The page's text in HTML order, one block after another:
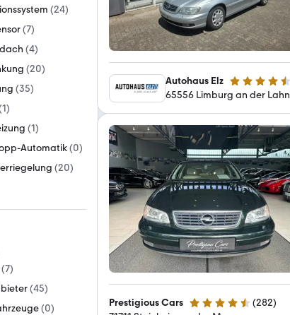
(24)
(7)
(4)
(20)
(35)
1)
(1)
Automatik(0)
(20)
(7)
(45)
(0)
Autohaus Elz 4.7 Sterne
65556 Limburg an der Lahn
Prestigious Cars 4.5 Sterne (282)